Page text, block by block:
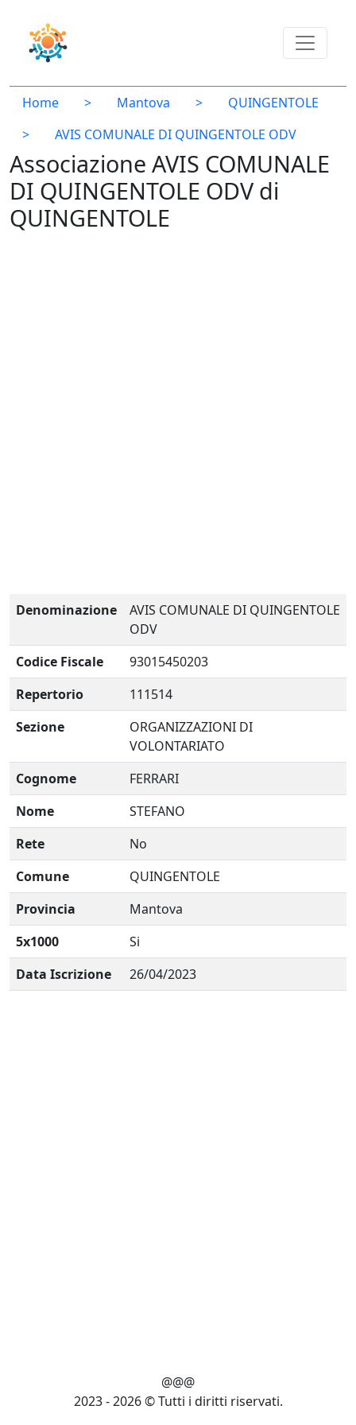
Home > Mantova >
QUINGENTOLE
>
AVIS COMUNALE DI QUINGENTOLE ODV
Associazione AVIS COMUNALE
DI QUINGENTOLE ODV di
QUINGENTOLE
Denominazione
AVIS COMUNALE DI QUINGENTOLE
ODV
Codice Fiscale
93015450203
Repertorio
111514
Sezione
ORGANIZZAZIONI DI
VOLONTARIATO
Cognome
FERRARI
Nome
STEFANO
Rete
No
Comune
QUINGENTOLE
Provincia
Mantova
5x1000
Si
Data Iscrizione
26/04/2023
@@@
2023 - 2026 © Tutti i diritti riservati.